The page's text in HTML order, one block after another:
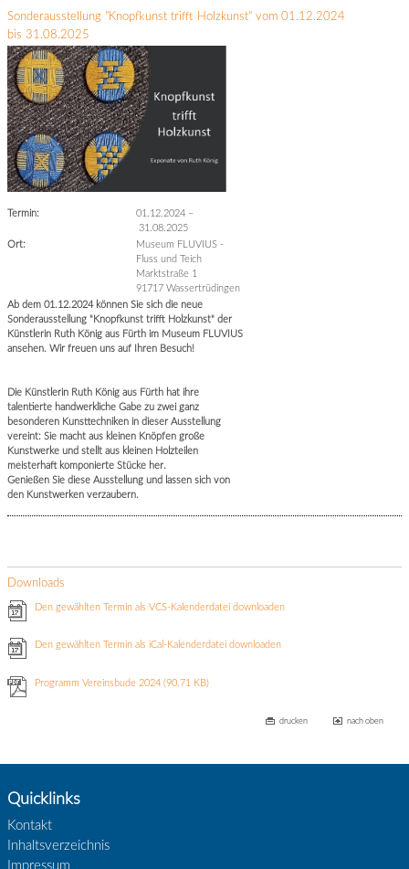
Sonderausstellung "Knopfkunst trifft Holzkunst" vom 01.12.2024
bis 31.08.2025
Termin: 01.12.2024 –
31.08.2025
Ort:
Museum FLUVIUS -
Fluss und Teich
Marktstraße 1
91717 Wassertrüdingen
Ab dem 01.12.2024 können Sie sich die neue
Sonderausstellung "Knopfkunst trifft Holzkunst" der
Künstlerin Ruth König aus Fürth im Museum FLUVIUS
ansehen. Wir freuen uns auf Ihren Besuch!
Die Künstlerin Ruth König aus Fürth hat ihre
talentierte handwerkliche Gabe zu zwei ganz
besonderen Kunsttechniken in dieser Ausstellung
vereint: Sie macht aus kleinen Knöpfen große
Kunstwerke und stellt aus kleinen Holzteilen
meisterhaft komponierte Stücke her.
Genießen Sie diese Ausstellung und lassen sich von
den Kunstwerken verzaubern.
Downloads
Den gewählten Termin als VCS-Kalenderdatei downloaden
Den gewählten Termin als iCal-Kalenderdatei downloaden
Programm Vereinsbude 2024(90.71 KB)
drucken nach oben
Quicklinks
Kontakt
Inhaltsverzeichnis
Impressum